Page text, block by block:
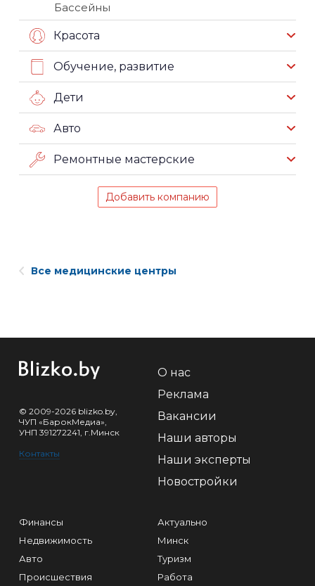
Бассейны
Красота
Обучение, развитие
Дети
Авто
Ремонтные мастерские
Добавить компанию
Все медицинские центры
© 2009-2026 blizko.by,
ЧУП «БарокМедиа»,
УНП 391272241, г.Минск
Контакты
О нас
Реклама
Вакансии
Наши авторы
Наши эксперты
Новостройки
Финансы
Недвижимость
Авто
Происшествия
Актуально
Минск
Туризм
Работа